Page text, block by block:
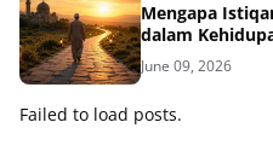
Mengapa
dalam
June 09, 2026
Failed to load posts.